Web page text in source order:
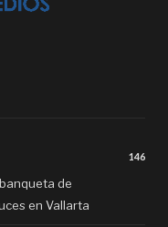
146
de
en Vallarta